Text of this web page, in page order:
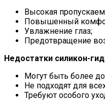
Высокая
Повышенный
Увлажнение глаз;
Предотвращение
Недостатки силикон-
Могут быть более
Не подходят для
Требуют особого